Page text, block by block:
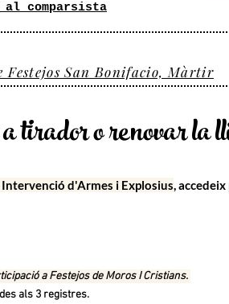
al comparsista
San Bonifacio, Màrtir
tirador orenovar la
d'Armes i Explosius,
a Festejos de Moros I Cristians.
als 3 registres.